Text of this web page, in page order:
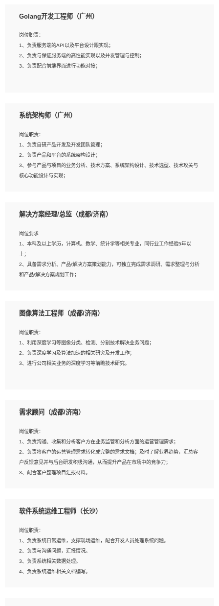
2、熟悉PostgreSQL、redis、MongoDB、ElasticSearch等开源数据库运维管理，
4、熟悉Hadoop、HBASE、Spark等大数据平台优先。
5、熟悉linux或任意一种unix操作系统，如有较强操作系统侧工作经验者优先。
6、具备丰富的项目实施经验，较强的自我学习能力。
Golang开发工程师（广州）
岗位职责：
1、负责服务端的API以及平台设计跟实现；
2、负责与保证服务端的高性能实现以及并发管理与控制；
3、负责配合前端界面进行功能对接；
2、1年以上Golang开发工作经验，能独立完成相应项目开发；
与实现，熟悉常用开源框架及设计模式；
4、熟悉Golang、连接池、消息队列等组件使用、熟悉后端开发、测试、调试流程
跟工具使用；
5、对技术有激情，喜欢钻研，能快速接受和掌握新技术，学习能力和工作责任心
强，良好的沟通表达能力和团队协作能力。
系统架构师（广州）
岗位职责：
1、负责自研产品开发及开发团队管理；
2、负责产品和平台的系统架构设计；
3、参与产品与项目的业务分析、技术方案、系统架构设计、技术选型、技术攻关与
核心功能设计与实现；
岗位要求：
1、全日制统招本科及以上学历，计算机相关专业毕业，5年以上开发工作经验；
2、具有扎实的java编程功底和良好的编码习惯，有分布式、多线程及高并发系统开
发经验和性能调优经验尤佳；熟悉JVM调优；掌握基础中间件、基础架构方案和云
平台、云产品功能特性，熟练使用相关平台的功能和了解其背后实现机制；
研发管理流程建设经验；
种常用框架和技术Springboot、Shiro、springcloud等；熟悉Linux常用命令和了解
常用脚本语言，较丰富的线上系统运维经验，复杂问题排查思路清晰。
解决方案经理/总监（成都/济南）
岗位要求
1、本科及以上学历，计算机、数学、统计学等相关专业，同行业工作经验5年以
上；
2、具备需求分析、产品/解决方案策划能力，可独立完成需求调研、需求整理与分析
和产品/解决方案规划工作；
相关的解决方案，包括视频分析、图像识别、NLP、OCR、机器学习等；
AI算法框架，对人脸识别、目标检测、图像识别、OCR、NLP等AI算法有深刻理
解。具有AI平台级产品/解决方案从业经验者优先。具有大数据技术背景者优先；
6、具备良好的客户意识与沟通能力，善于学习思考、创新与团队协作，认真负责、
执行力与抗压力强。
图像算法工程师（成都/济南）
岗位职责：
1、利用深度学习等图像分类、检测、分割技术解决业务问题；
2、负责深度学习及算法加速的相关研究及开发工作；
3、进行公司相关业务的深度学习等前瞻技术研究。
2、2年以上图像处理开发经验，熟悉python和spark开发；
建深度学习系统环境；
4、熟悉OPENCV、HALCON等常用图像处理软件，熟练进行图像处理；
5、熟悉主流的分类算法、聚类算法和关联分析算法原理，能熟练使用神经网络算法
的进行业务建模；
6、对OCR领域有深入的研究，熟悉模型调参，压缩和整型化方法；
需求顾问（成都/济南）
岗位职责：
1、负责沟通、收集和分析客户方在业务监管和分析方面的运营管理需求；
2、负责将客户的运营管理需求转化成完整的需求文档；及时了解业界趋势，汇总客
户反馈意见并与后台研发积极沟通，从而提升产品在市场中的竞争力；
3、配合客户整理项目汇报材料。
1、3年以上运营或解决方案的工作经验。
征，可独立提出完整的优化方案,并推动方案执行达成结果；熟练使用PPT、
WORD、EXCEL等办公软件；
3、深入理解公司各项AI产品和技术信息；具有较强的文档编写能力，能独立撰写
PPT、方案建议书等，面试时需携带个人制作的专业PPT文件进行展示。
软件系统运维工程师（长沙）
岗位职责：
1、负责系统日常运维，支撑现场运维，配合开发人员处理系统问题。
2、负责与沟通问题，汇报情况。
3、负责系统相关数据处理。
4、负责系统运维相关文档编写。